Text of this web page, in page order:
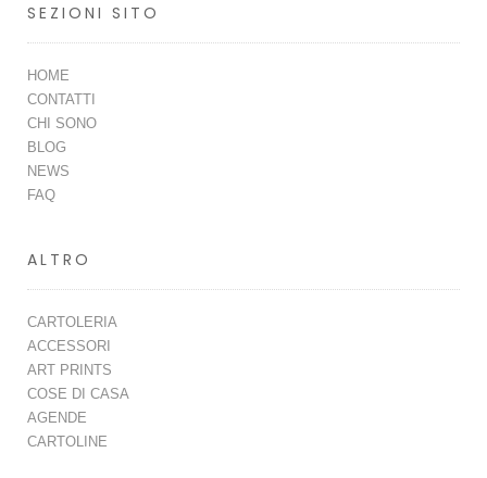
SEZIONI SITO
HOME
CONTATTI
CHI SONO
BLOG
NEWS
FAQ
ALTRO
CARTOLERIA
ACCESSORI
ART PRINTS
COSE DI CASA
AGENDE
CARTOLINE